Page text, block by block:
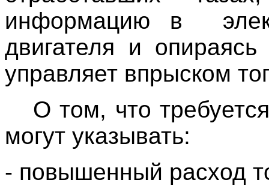
информацию в
двигателя и
управляет впрыском
О том, что
могут указывать:
- повышенный расход